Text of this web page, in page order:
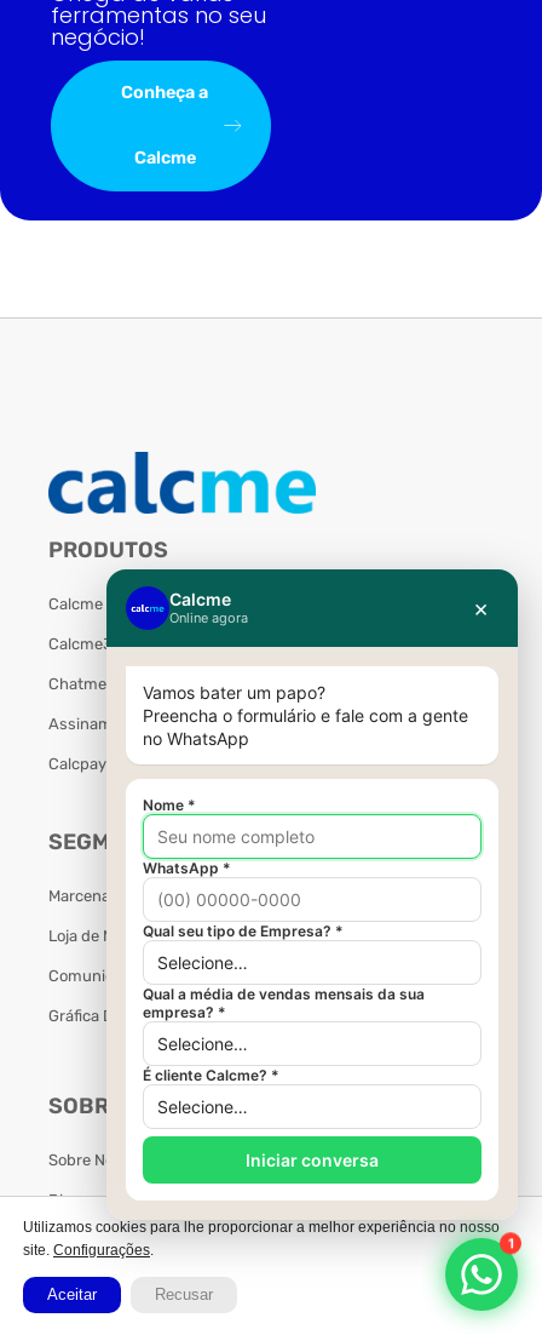
ferramentas no seu
negócio!
Conheça a
Calcme
PRODUTOS
Calcme
Calcme3D
Chatme
Assiname
Calcpay
SEGMENTOS
Marcenaria
Loja de Móveis Planejados
Comunicação Visual
Gráfica Digital
SOBRE
Sobre Nós
Blog
Termos de Uso
ERP para Marcenaria
Utilizamos cookies para lhe proporcionar a melhor experiência no nosso
site. Configurações.
Aceitar Recusar